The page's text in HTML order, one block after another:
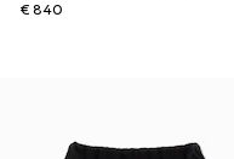
€ 840